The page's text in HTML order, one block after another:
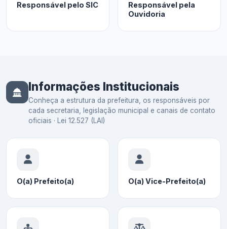
Responsável pelo SIC
Responsável pela
Ouvidoria
Informações Institucionais
Conheça a estrutura da prefeitura, os responsáveis por
cada secretaria, legislação municipal e canais de contato
oficiais · Lei 12.527 (LAI)
O(a) Prefeito(a) O(a) Vice-Prefeito(a)